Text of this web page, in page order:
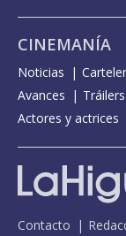
CINEMANÍA
Noticias
Avances
Tráilers
Actores y actrices
Contacto